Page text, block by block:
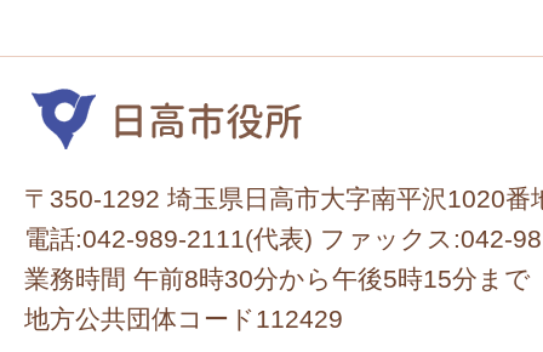
〒350-1292 埼玉県日高市大字南平沢1020番
電話:042-989-2111(代表) ファックス:042-
業務時間 午前8時30分から午後5時15分まで
地方公共団体コード112429